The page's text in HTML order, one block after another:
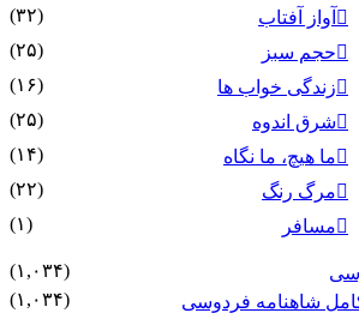
آواز آفتاب
(۳۲)
حجم سبز
(۲۵)
زندگی خواب ها
(۱۶)
شرق اندوه
(۲۵)
ما هیچ، ما نگاه
(۱۴)
مرگ رنگ
(۲۲)
مسافر
(۱)
(۱,۰۳۴)
شاهنامه فردوسی
(۱,۰۳۴)